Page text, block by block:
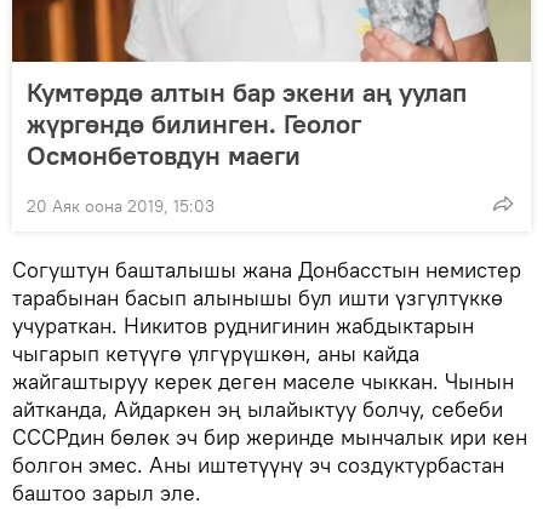
Кумтөрдө алтын бар экени аң уулап
жүргөндө билинген. Геолог
Осмонбетовдун маеги
20 Аяк оона 2019, 15:03
Согуштун башталышы жана Донбасстын немистер
тарабынан басып алынышы бул ишти үзгүлтүккө
учураткан. Никитов руднигинин жабдыктарын
чыгарып кетүүгө үлгүрүшкөн, аны кайда
жайгаштыруу керек деген маселе чыккан. Чынын
айтканда, Айдаркен эң ылайыктуу болчу, себеби
СССРдин бөлөк эч бир жеринде мынчалык ири кен
болгон эмес. Аны иштетүүнү эч создуктурбастан
баштоо зарыл эле.